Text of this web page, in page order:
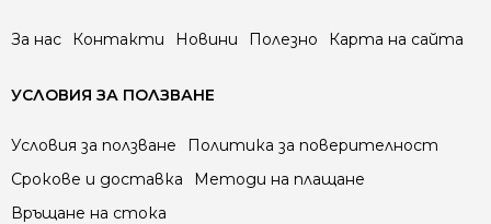
За нас Контакти Новини Полезно Карта на сайта
УСЛОВИЯ ЗА ПОЛЗВАНЕ
Условия за ползване
Политика за поверителност
Срокове и доставка
Методи на плащане
Връщане на стока